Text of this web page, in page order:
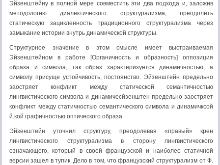
Эйзенштейну в полной мере совместить эти два подхода и, заложив
методологию диалектического структурализма, преодолеть
статическую зацикленность традиционного структурализма через
замыкание истории внутрь динамической структуры.
Структурное значение в этом смысле имеет выстраиваемая
Эйзенштейном в работе [Органичность и образность] оппозиция
образа и символа, так образ характеризуется динамичностью, а
символу присуще устойчивость, постоянство. Эйзенштейн предельно
заостряет конфликт между статической семантичностью
лингвистического символа и динамичесйзенштен предельно заостряет
конфликт между статичностью семантического символа и динамичксой
й.кой графичностью оптического образа.
Эйзенштейн уточнил структуру, преодолевая «правый» крен
лингвистического структурализма в сторону лингвистического
означающего, который в своей французской и наиболее статичной
версии зашел в тупик. Дело в том, что французский структурализм от Ф.